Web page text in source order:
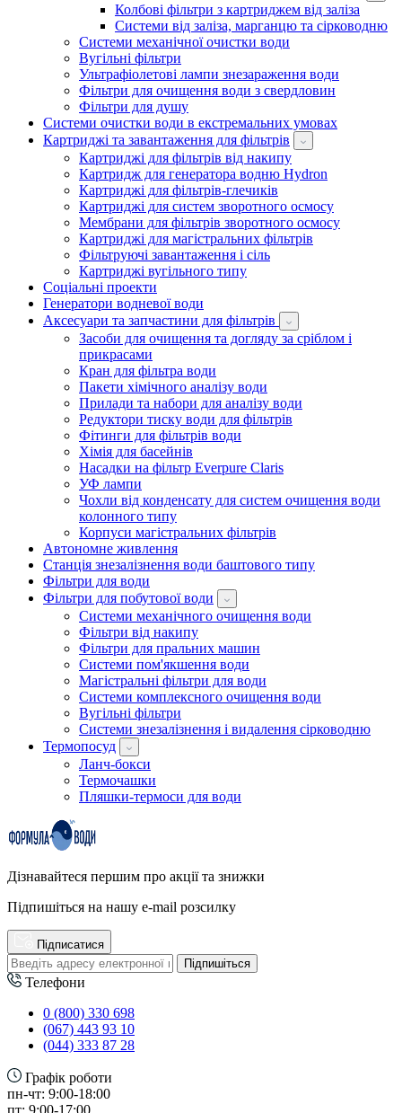
Колбові фільтри з картриджем від заліза
Системи від заліза, марганцю та сірководню
Системи механічної очистки води
Вугільні фільтри
Ультрафіолетові лампи знезараження води
Фільтри для очищення води з свердловин
Фільтри для душу
Системи очистки води в екстремальних умовах
Картриджі та завантаження для фільтрів
Картриджі для фільтрів від накипу
Картридж для генератора водню Hydron
Картриджі для фільтрів-глечиків
Картриджі для систем зворотного осмосу
Мембрани для фільтрів зворотного осмосу
Картриджі для магістральних фільтрів
Фільтруючі завантаження і сіль
Картриджі вугільного типу
Соціальні проекти
Генератори водневої води
Аксесуари та запчастини для фільтрів
Засоби для очищення та догляду за сріблом і
прикрасами
Кран для фільтра води
Пакети хімічного аналізу води
Прилади та набори для аналізу води
Редуктори тиску води для фільтрів
Фітинги для фільтрів води
Хімія для басейнів
Насадки на фільтр Everpure Claris
УФ лампи
Чохли від конденсату для систем очищення води
колонного типу
Корпуси магістральних фільтрів
Автономне живлення
Станція знезалізнення води баштового типу
Фільтри для води
Фільтри для побутової води
Системи механічного очищення води
Фільтри від накипу
Фільтри для пральних машин
Системи пом'якшення води
Магістральні фільтри для води
Системи комплексного очищення води
Вугільні фільтри
Системи знезалізнення і видалення сірководню
Термопосуд
Ланч-бокси
Термочашки
Пляшки-термоси для води
Дізнавайтеся першим про акції та знижки
Підпишіться на нашу e-mail розсилку
Підписатися
Підпишіться
Телефони
0 (800) 330 698
(067) 443 93 10
(044) 333 87 28
Графік роботи
пн-чт: 9:00-18:00
пт: 9:00-17:00